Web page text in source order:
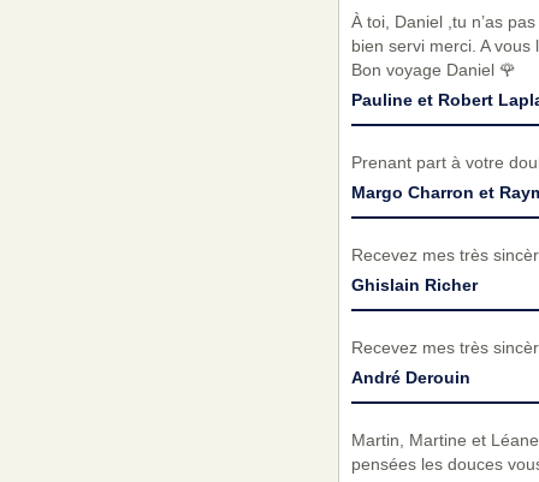
À toi, Daniel ,tu n’as
bien servi merci. A
Bon voyage Daniel 🌹
Pauline et Robert
Prenant part à votre
Margo Charron et
Recevez mes très
Ghislain Richer
Recevez mes très
André Derouin
Martin, Martine et
pensées les douces